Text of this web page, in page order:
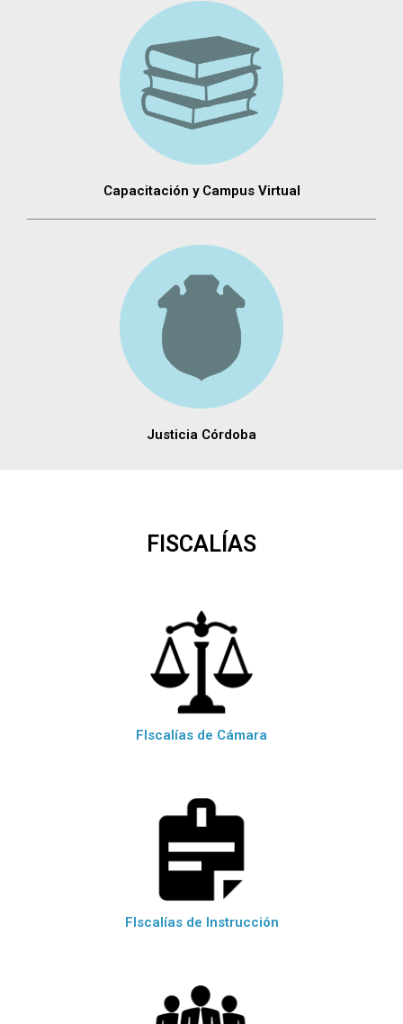
Capacitación y Campus Virtual
Justicia Córdoba
FISCALÍAS
FIscalías de Cámara
FIscalías de Instrucción